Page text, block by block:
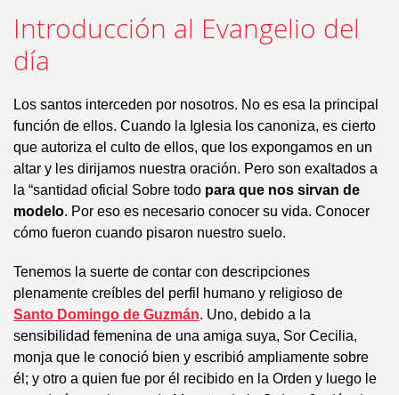
Introducción al Evangelio del
día
Los santos interceden por nosotros. No es esa la principal
función de ellos. Cuando la Iglesia los canoniza, es cierto
que autoriza el culto de ellos, que los expongamos en un
altar y les dirijamos nuestra oración. Pero son exaltados a
la “santidad oficial Sobre todo para que nos sirvan de
modelo. Por eso es necesario conocer su vida. Conocer
cómo fueron cuando pisaron nuestro suelo.
Tenemos la suerte de contar con descripciones
plenamente creíbles del perfil humano y religioso de
Santo Domingo de Guzmán. Uno, debido a la
sensibilidad femenina de una amiga suya, Sor Cecilia,
monja que le conoció bien y escribió ampliamente sobre
él; y otro a quien fue por él recibido en la Orden y luego le